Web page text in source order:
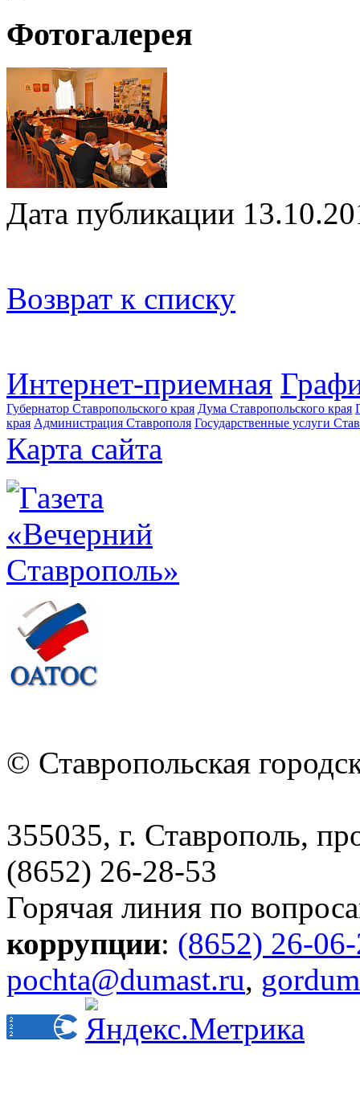
Фотогалерея
Дата публикации
Возврат к списку
Интернет-приемная
Губернатор Ставропольского края Дума Ставропольского края
края Администрация Ставрополя Государственные услуги
Карта сайта
© Ставропольская
355035, г. Ставрополь,
(8652) 26-28-53
Горячая линия по
коррупции: (8652) 26-
pochta@dumast.ru,